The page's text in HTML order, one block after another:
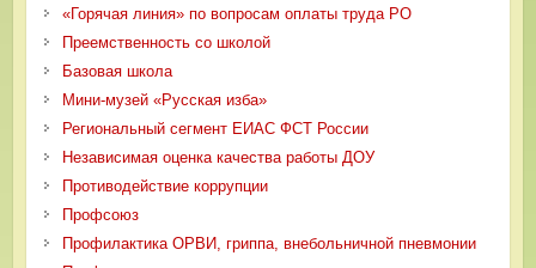
«Горячая линия» по вопросам оплаты труда РО
Преемственность со школой
Базовая школа
Мини-музей «Русская изба»
Региональный сегмент ЕИАС ФСТ России
Независимая оценка качества работы ДОУ
Противодействие коррупции
Профсоюз
Профилактика ОРВИ, гриппа, внебольничной пневмонии